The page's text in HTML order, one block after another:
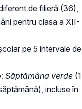
de filieră (36),
pentru clasa a XII-
pe 5 intervale de
Săptămâna verde (1
incluse în